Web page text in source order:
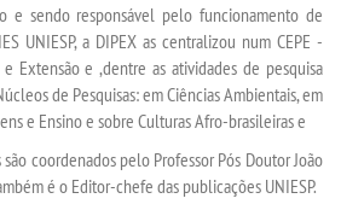
e sendo responsável pelo funcionamento de
UNIESP, a DIPEX as centralizou num CEPE -
Extensão e ,dentre as atividades de pesquisa
de Pesquisas: em Ciências Ambientais, em
e Ensino e sobre Culturas Afro-brasileiras e
coordenados pelo Professor Pós Doutor João
é o Editor-chefe das publicações UNIESP.